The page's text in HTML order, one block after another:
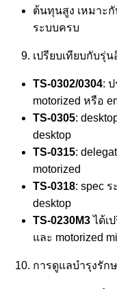
ต้นทุนสูง เหมาะ
ระบบครบ
เปรียบเทียบกับรุ่
TS‑0302/0304:
motorized หรือ
TS‑0305:
desktop
TS‑0315:
motorized
TS‑0318: spec
desktop
TS‑0230M3ได้เ
และ motorized
การดูแลบำรุงรัก